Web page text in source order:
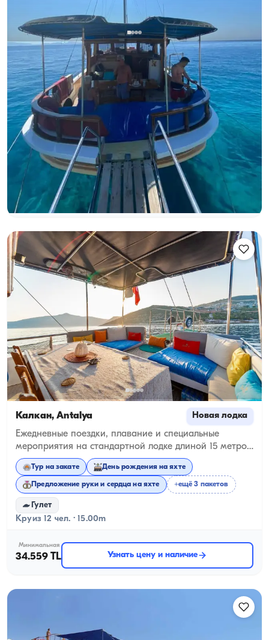
Калкан, Antalya Новая лодка
Полный День Аренды, Закатные Туры и
Незабываемые Особые Праздники на 15-метровой
Стандартной Гюлете для 12 Человек в Чистых Водах
Калкана
Тур на закате День рождения на яхте
Предложение руки и сердца на яхте +ещё 3 пакетов
Гулет
Круиз 12 чел. · 15.00m
Минимальная
43.197 TL Узнать цену и наличие
Калкан, Antalya Новая лодка
Ежедневные поездки, плавание и специальные
мероприятия на стандартной лодке длиной 15 метров
на 20 человек в бирюзовых водах Калкана
Тур на закате День рождения на яхте
Предложение руки и сердца на яхте +ещё 3 пакетов
Гулет
Круиз 12 чел. · 15.00m
Минимальная
34.559 TL Узнать цену и наличие